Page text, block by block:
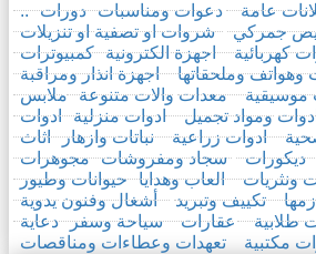
عامة دعوات ومناسبات
دورات
جمركي
شروات او تصفية او تنزيلات
كهربائية اجهزة الكترونية كمبيوترات
وهواتف وملحقاتها
اجهزة انذار ومراقبة
موسيقية معدات والات متنوعة ملابس
ومواد تجميل ادوات منزلية
ادوات
ادوات زراعية نباتات وازهار
اثاث
ديكورات سجاد ومفروشات
مجوهرات
ونثريات العاب وهدايا
حيوانات وطيور
تكييف وتبريد
أشغال وفنون يدوية
طلابية عقارات سياحة وسفر دعاية
مكتبية
تعهدات وعطاءات ومناقصات